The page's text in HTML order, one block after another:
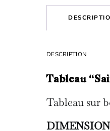
DESCRIPTION
Tableau
Tableau sur
DIMENSION